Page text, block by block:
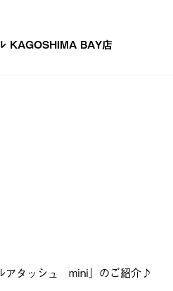
KAGOSHIMA BAY店
アタッシュ mini』のご紹介♪